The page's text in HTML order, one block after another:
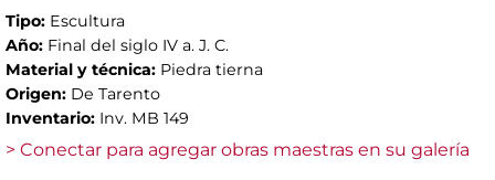
Tipo: Escultura
Año: Final del siglo IV a. J. C.
Material y técnica: Piedra tierna
Origen: De Tarento
Inventario: Inv. MB 149
> Conectar para agregar obras maestras en su galería